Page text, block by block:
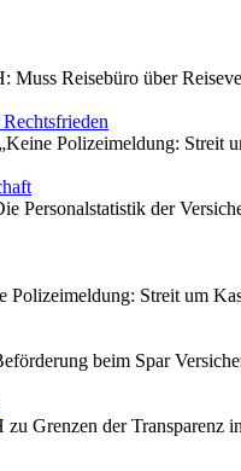
Reisebüro über
Polizeimeldung: Streit
Personalstatistik der
Polizeimeldung: Streit um
beim Spar
Grenzen der Transparenz